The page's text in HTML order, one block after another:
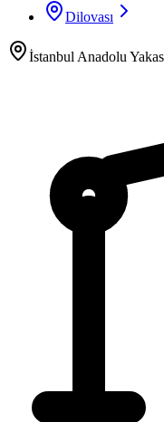
Dilovası
İstanbul Anadolu